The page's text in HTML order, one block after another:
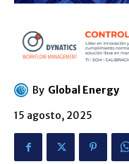
By Global Energy
15 agosto, 2025